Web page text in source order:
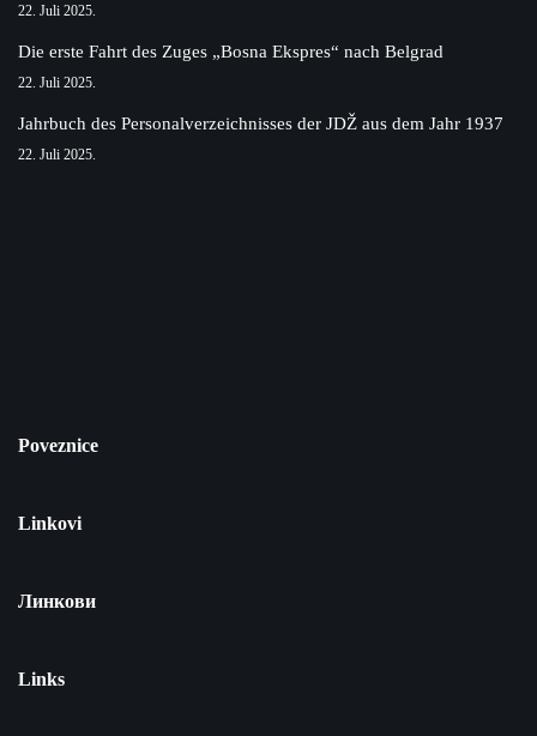
22. Juli 2025.
Die erste Fahrt des Zuges „Bosna Ekspres“ nach Belgrad
22. Juli 2025.
Jahrbuch des Personalverzeichnisses der JDŽ aus dem Jahr 1937
22. Juli 2025.
Poveznice
Linkovi
Линкови
Links